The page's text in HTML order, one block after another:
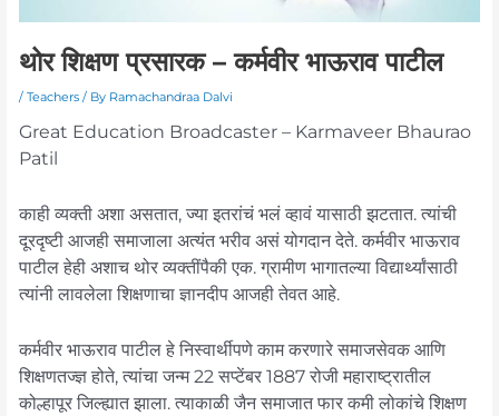
थोर शिक्षण प्रसारक – कर्मवीर भाऊराव पाटील
/ Teachers/ By Ramachandraa Dalvi
Great Education Broadcaster – Karmaveer Bhaurao
Patil
काही व्यक्ती अशा असतात, ज्या इतरांचं भलं व्हावं यासाठी झटतात. त्यांची
दूरदृष्टी आजही समाजाला अत्यंत भरीव असं योगदान देते. कर्मवीर भाऊराव
पाटील हेही अशाच थोर व्यक्तींपैकी एक. ग्रामीण भागातल्या विद्यार्थ्यांसाठी
त्यांनी लावलेला शिक्षणाचा ज्ञानदीप आजही तेवत आहे.
कर्मवीर भाऊराव पाटील हे निस्वार्थीपणे काम करणारे समाजसेवक आणि
शिक्षणतज्ज्ञ होते, त्यांचा जन्म 22 सप्टेंबर 1887 रोजी महाराष्ट्रातील
कोल्हापूर जिल्ह्यात झाला. त्याकाळी जैन समाजात फार कमी लोकांचे शिक्षण